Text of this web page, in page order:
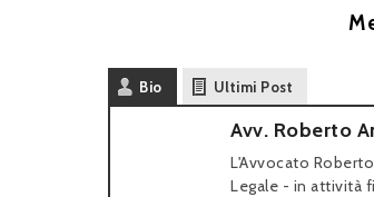
Bio Ultimi Post
Avv. Roberto
L'Avvocato
Legale - in attività